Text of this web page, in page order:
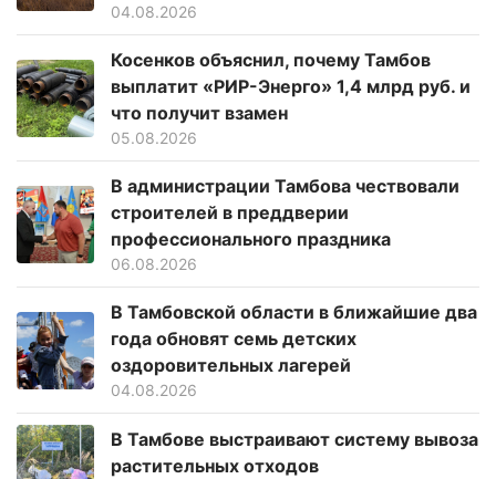
04.08.2026
Косенков объяснил, почему Тамбов
выплатит «РИР-Энерго» 1,4 млрд руб. и
что получит взамен
05.08.2026
В администрации Тамбова чествовали
строителей в преддверии
профессионального праздника
06.08.2026
В Тамбовской области в ближайшие два
года обновят семь детских
оздоровительных лагерей
04.08.2026
В Тамбове выстраивают систему вывоза
растительных отходов